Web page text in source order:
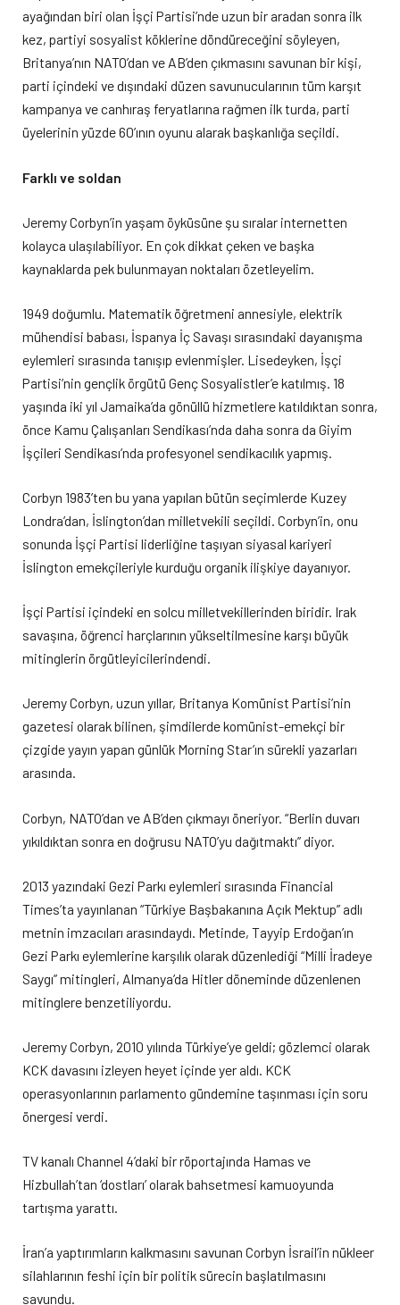
ayağından biri olan İşçi Partisi’nde uzun bir aradan sonra ilk
kez, partiyi sosyalist köklerine döndüreceğini söyleyen,
Britanya’nın NATO’dan ve AB’den çıkmasını savunan bir kişi,
parti içindeki ve dışındaki düzen savunucularının tüm karşıt
kampanya ve canhıraş feryatlarına rağmen ilk turda, parti
üyelerinin yüzde 60’ının oyunu alarak başkanlığa seçildi.
Farklı ve soldan
Jeremy Corbyn’in yaşam öyküsüne şu sıralar internetten
kolayca ulaşılabiliyor. En çok dikkat çeken ve başka
kaynaklarda pek bulunmayan noktaları özetleyelim.
1949 doğumlu. Matematik öğretmeni annesiyle, elektrik
mühendisi babası, İspanya İç Savaşı sırasındaki dayanışma
eylemleri sırasında tanışıp evlenmişler. Lisedeyken, İşçi
Partisi’nin gençlik örgütü Genç Sosyalistler’e katılmış. 18
yaşında iki yıl Jamaika’da gönüllü hizmetlere katıldıktan sonra,
önce Kamu Çalışanları Sendikası’nda daha sonra da Giyim
İşçileri Sendikası’nda profesyonel sendikacılık yapmış.
Corbyn 1983’ten bu yana yapılan bütün seçimlerde Kuzey
Londra’dan, İslington’dan milletvekili seçildi. Corbyn’in, onu
sonunda İşçi Partisi liderliğine taşıyan siyasal kariyeri
İslington emekçileriyle kurduğu organik ilişkiye dayanıyor.
İşçi Partisi içindeki en solcu milletvekillerinden biridir. Irak
savaşına, öğrenci harçlarının yükseltilmesine karşı büyük
mitinglerin örgütleyicilerindendi.
Jeremy Corbyn, uzun yıllar, Britanya Komünist Partisi’nin
gazetesi olarak bilinen, şimdilerde komünist-emekçi bir
çizgide yayın yapan günlük Morning Star’ın sürekli yazarları
arasında.
Corbyn, NATO’dan ve AB’den çıkmayı öneriyor. “Berlin duvarı
yıkıldıktan sonra en doğrusu NATO’yu dağıtmaktı” diyor.
2013 yazındaki Gezi Parkı eylemleri sırasında Financial
Times’ta yayınlanan “Türkiye Başbakanına Açık Mektup” adlı
metnin imzacıları arasındaydı. Metinde, Tayyip Erdoğan’ın
Gezi Parkı eylemlerine karşılık olarak düzenlediği “Milli İradeye
Saygı” mitingleri, Almanya’da Hitler döneminde düzenlenen
mitinglere benzetiliyordu.
Jeremy Corbyn, 2010 yılında Türkiye’ye geldi; gözlemci olarak
KCK davasını izleyen heyet içinde yer aldı. KCK
operasyonlarının parlamento gündemine taşınması için soru
önergesi verdi.
TV kanalı Channel 4’daki bir röportajında Hamas ve
Hizbullah’tan ‘dostları’ olarak bahsetmesi kamuoyunda
tartışma yarattı.
İran’a yaptırımların kalkmasını savunan Corbyn İsrail’in nükleer
silahlarının feshi için bir politik sürecin başlatılmasını
savundu.